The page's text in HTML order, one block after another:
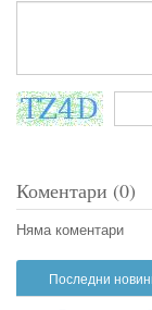
Коментари (0)
Няма коментари
Последни